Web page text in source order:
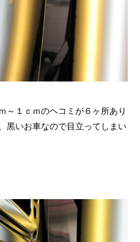
～１ｃｍのヘコミが６ヶ所あり
黒いお車なので目立ってしまい